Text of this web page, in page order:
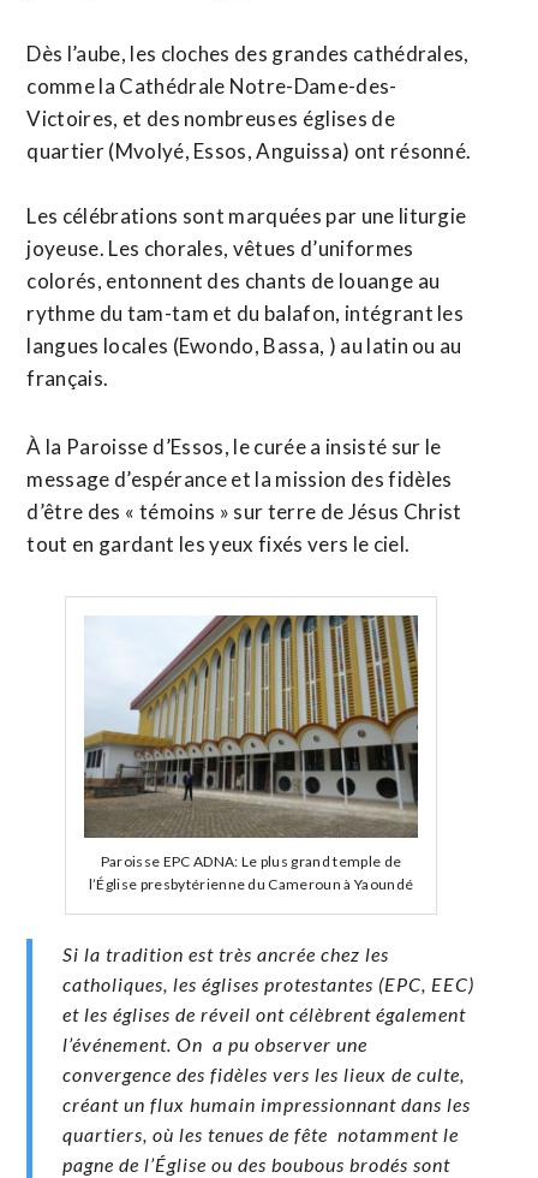
​Dès l’aube, les cloches des grandes cathédrales,
comme la Cathédrale Notre-Dame-des-
Victoires, et des nombreuses églises de
quartier (Mvolyé, Essos, Anguissa) ont résonné.
​Les célébrations sont marquées par une liturgie
joyeuse. Les chorales, vêtues d’uniformes
colorés, entonnent des chants de louange au
rythme du tam-tam et du balafon, intégrant les
langues locales (Ewondo, Bassa, ) au latin ou au
français.
À la Paroisse d’Essos, le curée a insisté sur le
message d’espérance et la mission des fidèles
d’être des « témoins » sur terre de Jésus Christ
tout en gardant les yeux fixés vers le ciel.
Paroisse EPC ADNA: Le plus grand temple de
l’Église presbytérienne du Cameroun à Yaoundé
​Si la tradition est très ancrée chez les
catholiques, les églises protestantes (EPC, EEC)
et les églises de réveil ont célèbrent également
l’événement. On a pu observer une
convergence des fidèles vers les lieux de culte,
créant un flux humain impressionnant dans les
quartiers, où les tenues de fête notamment le
pagne de l’Église ou des boubous brodés sont